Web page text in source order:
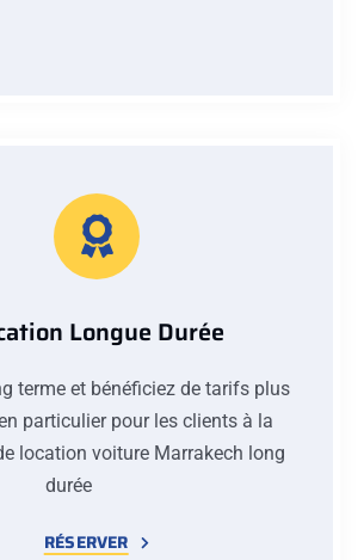
Longue Durée
terme et bénéficiez de tarifs plus
particulier pour les clients à la
location voiture Marrakech long
durée
RÉSERVER